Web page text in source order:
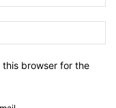
this browser for the